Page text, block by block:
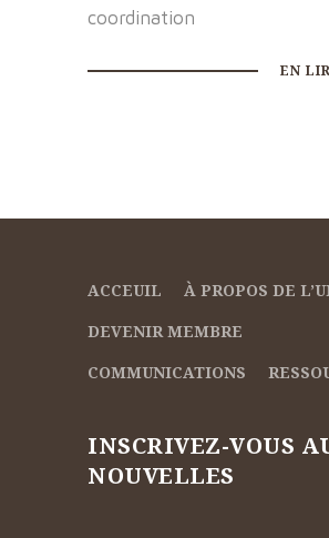
coordination
EN
ACCEUIL
À PROPOS DE
DEVENIR MEMBRE
COMMUNICATIONS
INSCRIVEZ-VOUS
NOUVELLES